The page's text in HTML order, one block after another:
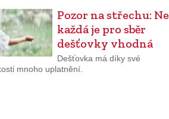
Pozor na střechu: Ne
každá je pro sběr
dešťovky vhodná
Dešťovka má díky své
mnoho uplatnění.